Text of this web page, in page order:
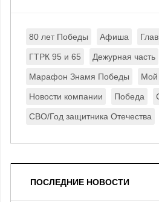
80 лет Победы Афиша
ГТРК 95 и 65 Дежурная часть
Марафон Знамя Победы Мой
Новости компании Победа
СВО/Год защитника Отечества
ПОСЛЕДНИЕ НОВОСТИ